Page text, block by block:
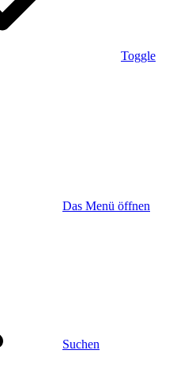
Toggle
Das Menü öffnen
Suchen